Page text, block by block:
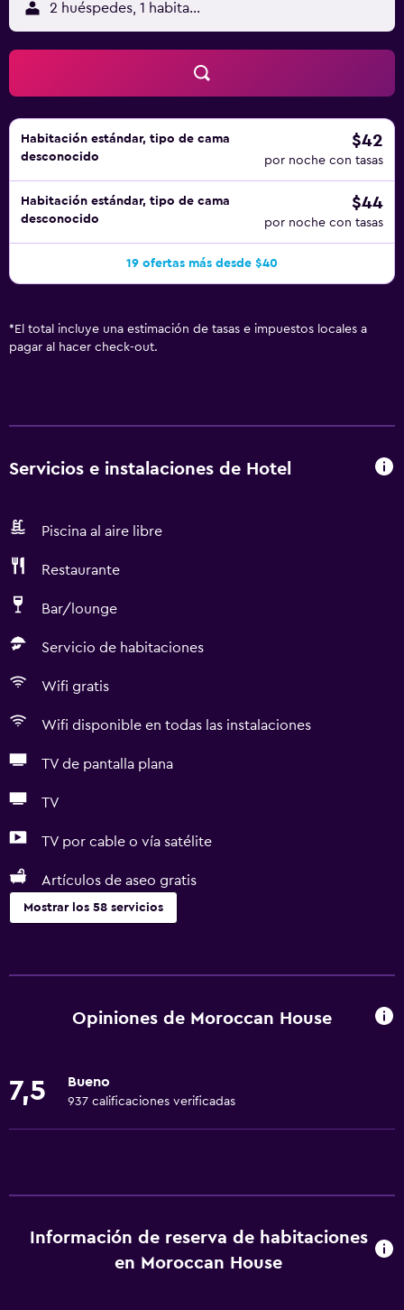
aplique un recargo).
2 huéspedes, 1 habitación
Habitación estándar, tipo de cama
desconocido
$42
por noche con tasas
Habitación estándar, tipo de cama
desconocido
$44
por noche con tasas
19 ofertas más desde $40
* El total incluye una estimación de tasas e impuestos locales a
pagar al hacer check-out.
Servicios e instalaciones de Hotel
Piscina al aire libre
Restaurante
Bar/lounge
Servicio de habitaciones
Wifi gratis
Wifi disponible en todas las instalaciones
TV de pantalla plana
TV
TV por cable o vía satélite
Artículos de aseo gratis
Mostrar los 58 servicios
Habitaciones familiares
Teléfono
Servicio de despertador
Opiniones de Moroccan House
7,5 Bueno
937 calificaciones verificadas
Información de reserva de habitaciones
en Moroccan House